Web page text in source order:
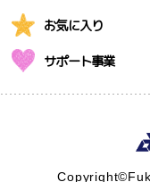
お気に入り
サポート事業